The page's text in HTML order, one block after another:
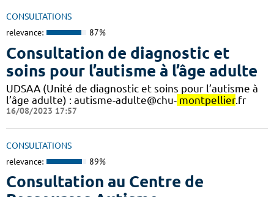
CONSULTATIONS
relevance: 87%
Consultation de diagnostic et
soins pour l’autisme à l’âge adulte
UDSAA (Unité de diagnostic et soins pour l’autisme à
l’âge adulte) : autisme-adulte@chu- montpellier.fr
16/08/2023 17:57
CONSULTATIONS
relevance: 89%
Consultation au Centre de